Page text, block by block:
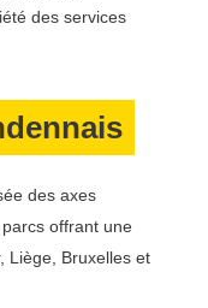
des services
des axes
offrant une
Liège, Bruxelles et